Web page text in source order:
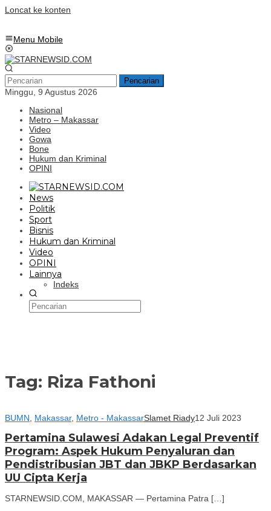
Loncat ke konten
Menu Mobile
Pencarian
Minggu, 9 Agustus 2026
Nasional
Metro – Makassar
Video
Gowa
Bone
Hukum dan Kriminal
OPINI
News
Politik
Sport
Bisnis
Hukum dan Kriminal
Video
OPINI
Lainnya
Indeks
Tag: Riza Fathoni
BUMN Makassar, Metro - MakassarSlamet Riady12 Juli 2023
Pertamina Sulawesi Adakan Legal Preventif
Program: Aspek Hukum Penyaluran dan
Pendistribusian JBT dan JBKP Berdasarkan
UU Cipta Kerja
STARNEWSID.COM, MAKASSAR — Pertamina Patra […]